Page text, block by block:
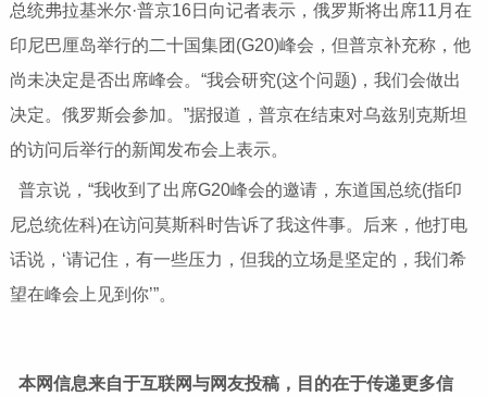
总统弗拉基米尔·普京16日向记者表示，俄罗斯将出席11月在
印尼巴厘岛举行的二十国集团(G20)峰会，但普京补充称，他
尚未决定是否出席峰会。“我会研究(这个问题)，我们会做出
决定。俄罗斯会参加。”据报道，普京在结束对乌兹别克斯坦
的访问后举行的新闻发布会上表示。
普京说，“我收到了出席G20峰会的邀请，东道国总统(指印
尼总统佐科)在访问莫斯科时告诉了我这件事。后来，他打电
话说，‘请记住，有一些压力，但我的立场是坚定的，我们希
望在峰会上见到你’”。
本网信息来自于互联网与网友投稿，目的在于传递更多信